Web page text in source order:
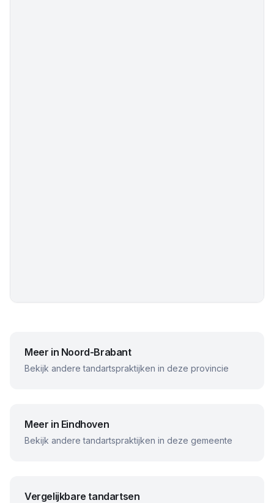
Meer in Noord-Brabant
Bekijk andere tandartspraktijken in deze provincie
Meer in Eindhoven
Bekijk andere tandartspraktijken in deze gemeente
Vergelijkbare tandartsen